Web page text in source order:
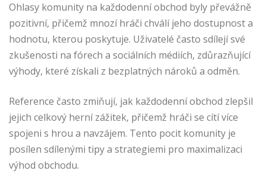
Ohlasy komunity na každodenní obchod byly převážně
pozitivní, přičemž mnozí hráči chválí jeho dostupnost a
hodnotu, kterou poskytuje. Uživatelé často sdílejí své
zkušenosti na fórech a sociálních médiích, zdůrazňující
výhody, které získali z bezplatných nároků a odměn.
Reference často zmiňují, jak každodenní obchod zlepšil
jejich celkový herní zážitek, přičemž hráči se cítí více
spojeni s hrou a navzájem. Tento pocit komunity je
posílen sdílenými tipy a strategiemi pro maximalizaci
výhod obchodu.